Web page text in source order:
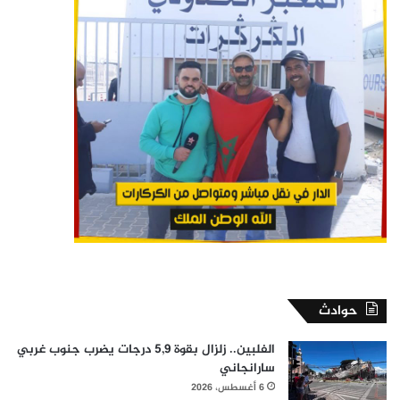
حوادث
الفلبين.. زلزال بقوة 5,9 درجات يضرب جنوب غربي
سارانجاني
6 أغسطس، 2026